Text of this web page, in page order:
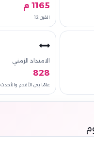
1165 م
القرن 12
الامتداد الزمني
828
عامًا بين الأقدم والأحدث